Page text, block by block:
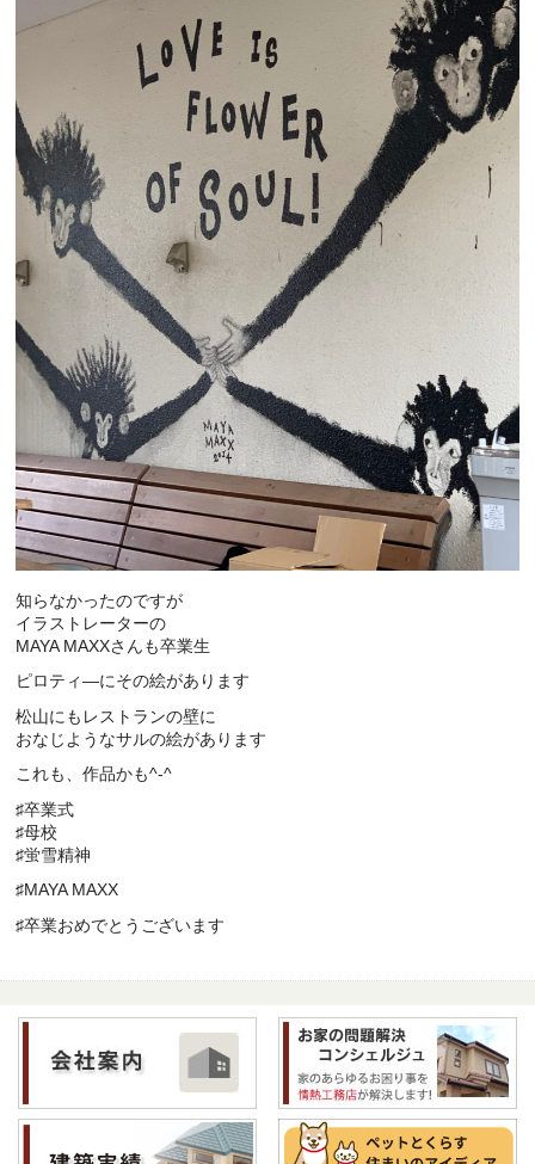
知らなかったのですが
イラストレーターの
MAYA MAXXさんも卒業生
ピロティ―にその絵があります
松山にもレストランの壁に
おなじようなサルの絵があります
これも、作品かも^-^
♯卒業式
♯母校
♯蛍雪精神
♯MAYA MAXX
♯卒業おめでとうございます